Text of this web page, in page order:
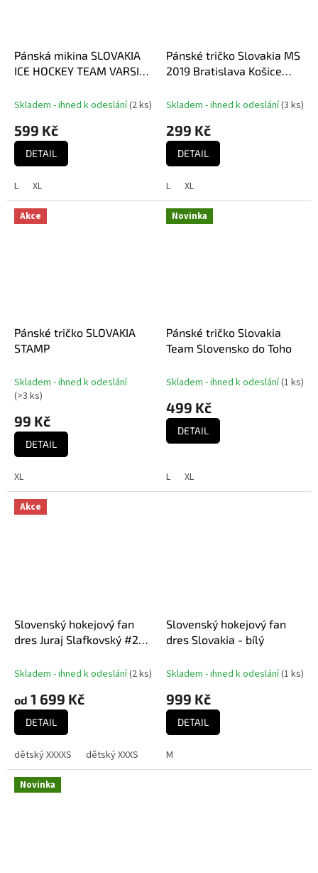
Pánská mikina SLOVAKIA
ICE HOCKEY TEAM VARSITY
Skladem - ihned k odeslání(2 ks)
599 Kč
DETAIL
L XL
Pánské tričko Slovakia MS
2019 Bratislava Košice
Official
Skladem - ihned k odeslání(3 ks)
299 Kč
DETAIL
L XL
Akce
Pánské tričko SLOVAKIA
STAMP
Skladem - ihned k odeslání
(>3 ks)
99 Kč
DETAIL
XL
Novinka
Pánské tričko Slovakia
Team Slovensko do Toho
Skladem - ihned k odeslání(1 ks)
499 Kč
DETAIL
L XL
Akce
Slovenský hokejový fan
dres Juraj Slafkovský #20
Bílý
Skladem - ihned k odeslání(2 ks)
od 1 699 Kč
DETAIL
dětský XXXXS dětský XXXS dětský XXS
Slovenský hokejový fan
dres Slovakia - bílý
Skladem - ihned k odeslání(1 ks)
999 Kč
DETAIL
M
Novinka